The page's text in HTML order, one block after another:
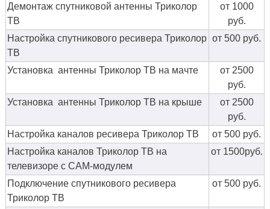
Демонтаж спутниковой антенны Триколор
ТВ
от 1000
руб.
Настройка спутникового ресивера Триколор
ТВ
от 500 руб.
Установка антенны Триколор ТВ на мачте
от 2500
руб.
Установка антенны Триколор ТВ на крыше
от 2500
руб.
Настройка каналов ресивера Триколор ТВ
от 500 руб.
Настройка каналов Триколор ТВ на
телевизоре с CAM-модулем
от 1500руб.
Подключение спутникового ресивера
Триколор ТВ
от 500 руб.